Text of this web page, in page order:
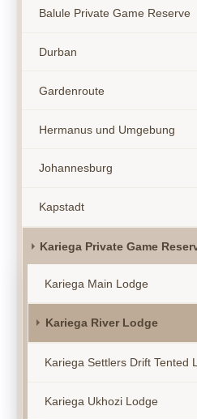
Balule Private Game Reserve
Durban
Gardenroute
Hermanus und Umgebung
Johannesburg
Kapstadt
Kariega Private Game
Kariega Main Lodge
Kariega River Lodge
Kariega Settlers Drift Tented
Kariega Ukhozi Lodge